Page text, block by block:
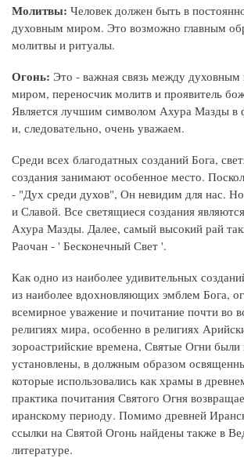
Молитвы: Человек должен быть в
духовным миром. Это возможно главным
молитвы и ритуалы.
Огонь: Это - важная связь между
миром, переносчик молитв и проявитель
Является лучшим символом Ахура Мазды в
и, следовательно, очень уважаем.
Среди всех благодатных созданий Бога,
создания занимают особенное место.
- "Дух среди духов", Он невидим для нас.
и Славой. Все светящиеся создания
Ахура Мазды. Далее, самый высокий рай
Раочан - ' Бесконечный Свет '.
Как одно из наиболее удивительных
из наиболее вдохновляющих эмблем Бога,
всемирное уважение и почитание почти во
религиях мира, особенно в религиях
зороастрийские времена, Святые Огни
установлены, в должным образом
которые использовались как храмы в
практика почитания Святого Огня
иранскому периоду. Помимо древней
ссылки на Святой Огонь найдены также в
литературе.